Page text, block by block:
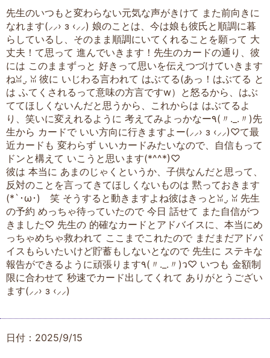
先生のいつもと変わらない元気な声がきけて また前向きに
なれます‪(⸝⸝› з ‹⸝⸝)‬ 娘のことは、今は娘も彼氏と順調に暮
らしているし、そのまま順調にいてくれることを願って 大
丈夫！て思って 進んでいきます！先生のカードの通り、彼
には このままずっと 好きって思いを伝えつづけていきます
ねꈍ .̮ ꈍ 彼に いじわる言われて はぶてる(あっ！はぶてる と
は ふてくされるって意味の方言ですw）と怒るから、はぶ
ててほしくないんだと思うから、これからは はぶてるよ
り、笑いに変えれるように 考えてみよっかなー٩(〃._.〃)先
生から カードで いい方向に行きますよー‪(⸝⸝› з ‹⸝⸝)‬♡て最
近カードも 変わらず いいカードみたいなので、自信もって
ドンと構えて いこうと思います(*^^*)♡
彼は 本当に あまのじゃくというか、子供なんだと思って、
反対のことを言ってきてほしくないものは 黙っておきます
(*`･ω･)ゞ笑 そうすると動きますよね彼はきっとꈍ .̮ ꈍ 先生
の予約 めっちゃ待っていたので 今日 話せて また自信がつ
きました♡ 先生の 的確なカードとアドバイスに、本当にめ
っちゃめちゃ救われて ここまでこれたので まだまだアドバ
イスもらいたいけど貯蓄もしないとなので 先生に ステキな
報告ができるように頑張ります٩(〃._.〃)ว♡ いつも 金額制
限に合わせて 秒速でカード出してくれて ありがとうござい
日付：2025/9/15